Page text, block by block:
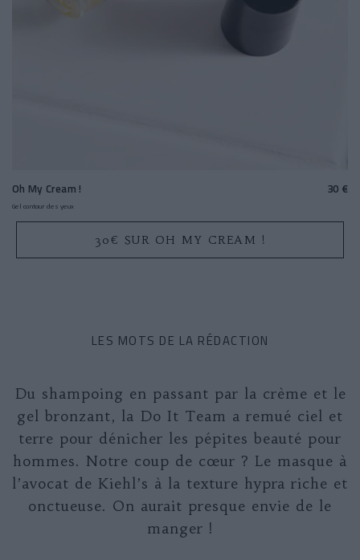
Oh My Cream ! 30 €
Gel contour des yeux
30€ SUR OH MY CREAM !
LES MOTS DE LA RÉDACTION
Du shampoing en passant par la crème et le
gel bronzant, la Do It Team a remué ciel et
terre pour dénicher les pépites beauté pour
hommes. Notre coup de cœur ? Le masque à
l’avocat de Kiehl’s à la texture hypra riche et
onctueuse. On aurait presque envie de le
manger !